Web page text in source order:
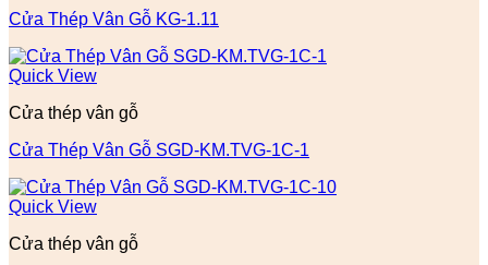
Cửa Thép Vân Gỗ KG-1.11
Quick View
Cửa thép vân gỗ
Cửa Thép Vân Gỗ SGD-KM.TVG-1C-1
Quick View
Cửa thép vân gỗ